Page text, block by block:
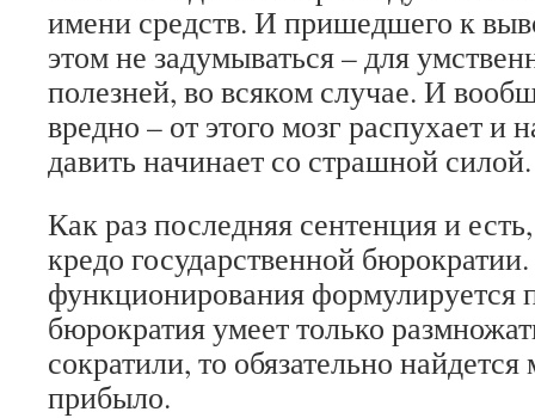
имени средств. И пришедшего к
этом не задумываться – для
полезней, во всяком случае. И
вредно – от этого мозг распухает и
давить начинает со страшной силой.
Как раз последняя сентенция и
кредо государственной
функционирования формулируется
бюрократия умеет только
сократили, то обязательно найдется
прибыло.